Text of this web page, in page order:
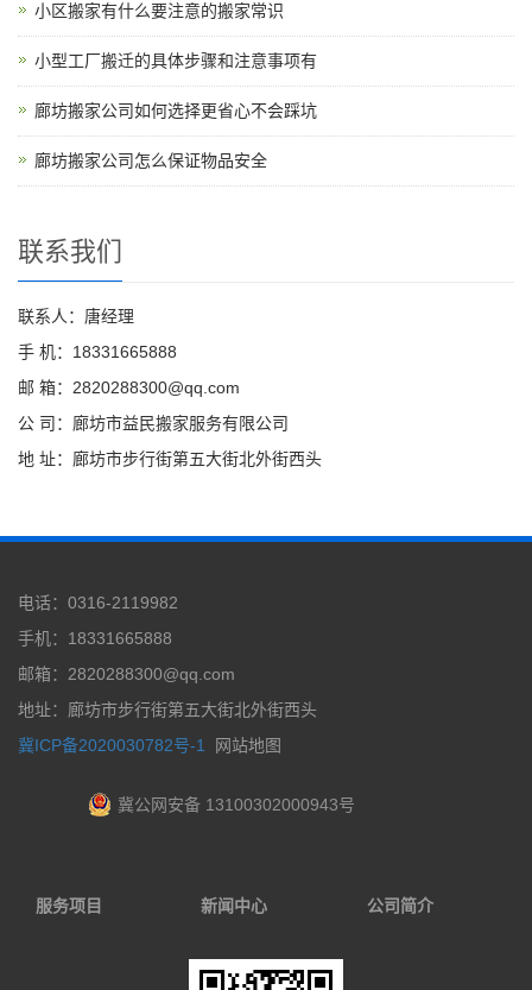
小区搬家有什么要注意的搬家常识
小型工厂搬迁的具体步骤和注意事项有
廊坊搬家公司如何选择更省心不会踩坑
廊坊搬家公司怎么保证物品安全
联系我们
联系人：唐经理
手 机：18331665888
邮 箱：2820288300@qq.com
公 司：廊坊市益民搬家服务有限公司
地 址：廊坊市步行街第五大街北外街西头
电话：0316-2119982
手机：18331665888
邮箱：2820288300@qq.com
地址：廊坊市步行街第五大街北外街西头
冀ICP备2020030782号-1
网站地图
冀公网安备 13100302000943号
服务项目 新闻中心 公司简介